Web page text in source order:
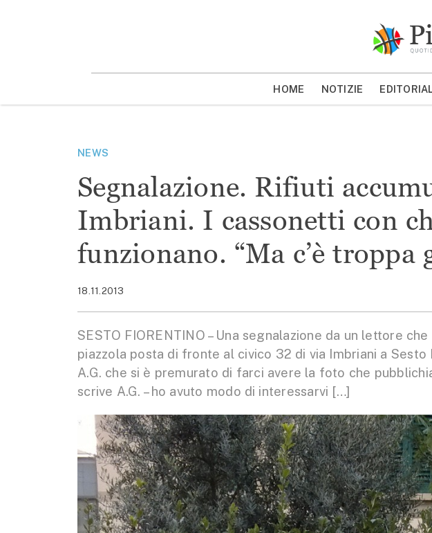
HOME NOTIZIE
NEWS
Segnalazione. Rifiuti
Imbriani. I cassonetti con
funzionano. “Ma c’è troppa
18.11.2013
SESTO FIORENTINO – Una segnalazione da un lettore
piazzola posta di fronte al civico 32 di via Imbriani a
A.G. che si è premurato di farci avere la foto che
scrive A.G. – ho avuto modo di interessarvi […]